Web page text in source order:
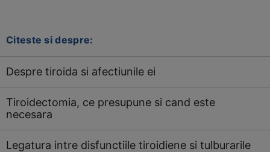
Citeste si despre:
Despre tiroida si afectiunile ei
Tiroidectomia, ce presupune si cand este
necesara
Legatura intre disfunctiile tiroidiene si tulburarile